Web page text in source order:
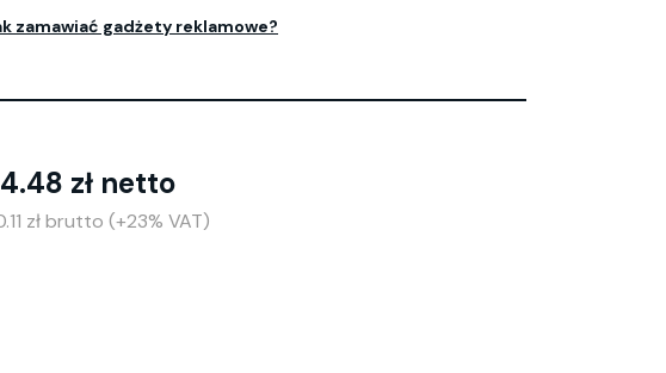
zamawiać gadżety reklamowe?
zł netto
zł brutto (+23% VAT)